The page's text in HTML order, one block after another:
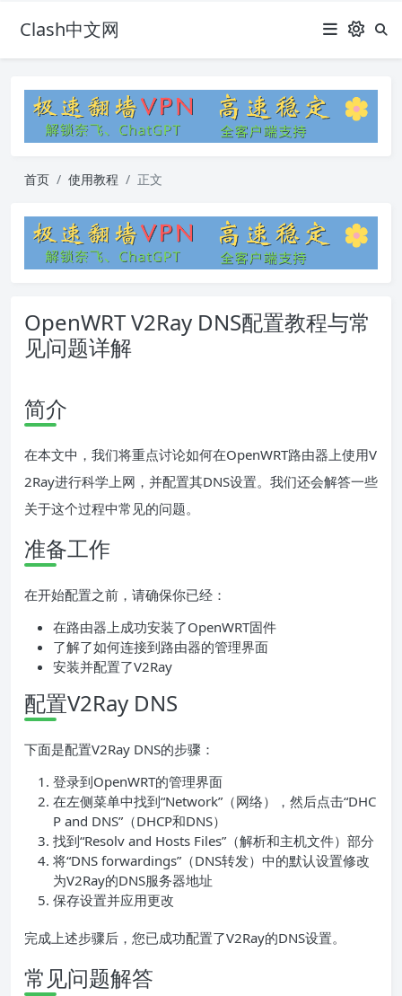
Clash中文网
首页 使用教程 正文
OpenWRT V2Ray DNS配置教程与常
见问题详解
简介
在本文中，我们将重点讨论如何在OpenWRT路由器上使用V
2Ray进行科学上网，并配置其DNS设置。我们还会解答一些
关于这个过程中常见的问题。
准备工作
在开始配置之前，请确保你已经：
在路由器上成功安装了OpenWRT固件
了解了如何连接到路由器的管理界面
安装并配置了V2Ray
配置V2Ray DNS
下面是配置V2Ray DNS的步骤：
登录到OpenWRT的管理界面
在左侧菜单中找到“Network”（网络），然后点击“DHC
P and DNS”（DHCP和DNS）
找到“Resolv and Hosts Files”（解析和主机文件）部分
将“DNS forwardings”（DNS转发）中的默认设置修改
为V2Ray的DNS服务器地址
保存设置并应用更改
完成上述步骤后，您已成功配置了V2Ray的DNS设置。
常见问题解答